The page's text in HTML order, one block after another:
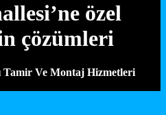
özel
çözümleri
Tamir Ve Montaj Hizmetleri